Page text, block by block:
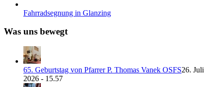
Fahrradsegnung in Glanzing
Was uns bewegt
65. Geburtstag von Pfarrer P. Thomas Vanek OSFS26. Juli
2026 - 15.57